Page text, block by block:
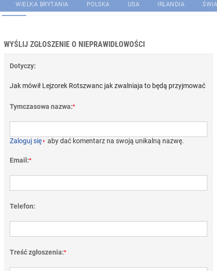
WIELKA BRYTANIA POLSKA USA IRLANDIA
WYŚLIJ ZGŁOSZENIE O NIEPRAWIDŁOWOŚCI
Dotyczy:
Jak mówił Lejzorek Rotszwanc jak zwalniaja to będą przyjmować
Tymczasowa nazwa:*
Zaloguj się› aby dać komentarz na swoją unikalną nazwę.
Email:*
Telefon:
Treść zgłoszenia:*